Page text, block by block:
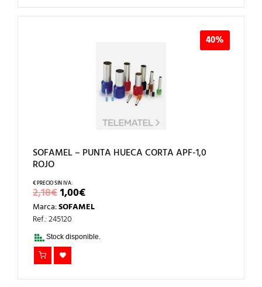
40%
SOFAMEL – PUNTA HUECA CORTA APF-1,0
ROJO
2,18€EL
PRECIO
ORIGINAL
ERA:
2,18€.
1,00€EL
PRECIO
ACTUAL
1,00€.
Marca:SOFAMEL
Ref.: 245120
Stock disponible.